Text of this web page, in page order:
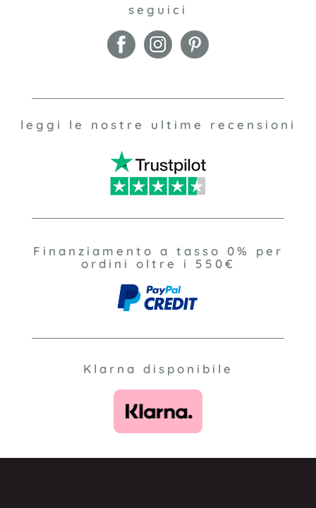
seguici
leggi le nostre ultime recensioni
Finanziamento a tasso 0% per
ordini oltre i 550€
Klarna disponibile